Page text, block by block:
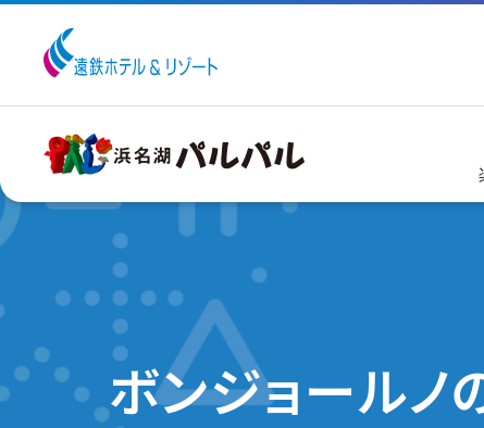
ボンジョールノ